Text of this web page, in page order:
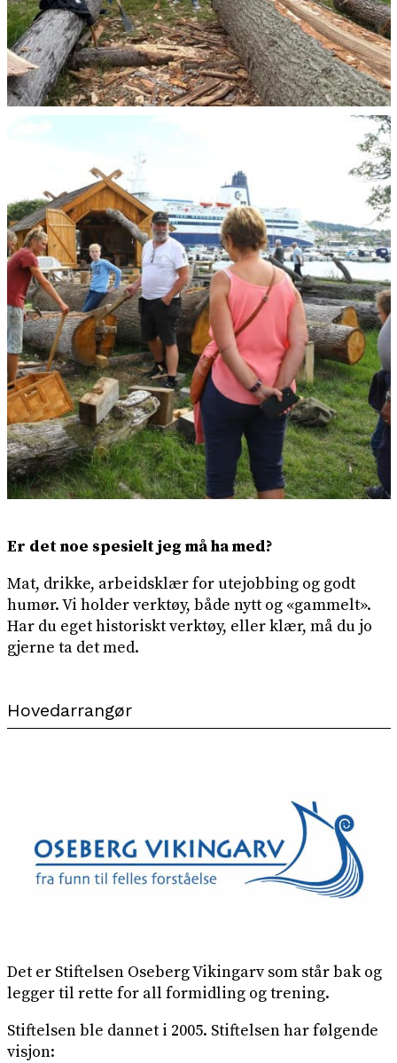
Er det noe spesielt jeg må ha med?
Mat, drikke, arbeidsklær for utejobbing og godt
humør. Vi holder verktøy, både nytt og «gammelt».
Har du eget historiskt verktøy, eller klær, må du jo
gjerne ta det med.
Hovedarrangør
Det er Stiftelsen Oseberg Vikingarv som står bak og
legger til rette for all formidling og trening.
Stiftelsen ble dannet i 2005. Stiftelsen har følgende
visjon: